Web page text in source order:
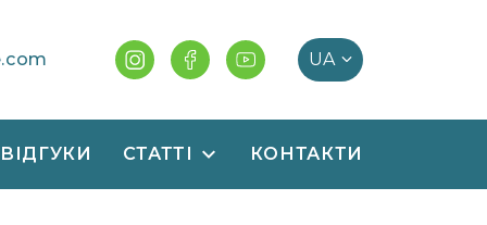
ВІДГУКИ СТАТТІ КОНТАКТИ